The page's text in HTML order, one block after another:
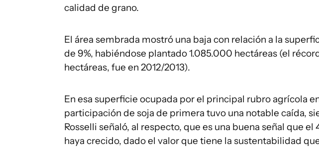
calidad de grano.
El área sembrada mostró una baja con relación a la
de 9%, habiéndose plantado 1.085.000 hectáreas (el
hectáreas, fue en 2012/2013).
En esa superficie ocupada por el principal rubro agrícola
participación de soja de primera tuvo una notable caída,
Rosselli señaló, al respecto, que es una buena señal que el
haya crecido, dado el valor que tiene la sustentabilidad